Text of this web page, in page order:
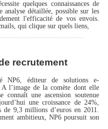
quelques connaissances de
analyse détaillée, possible sur les
l'efficacité de vos envois.
qui clique sur quels liens,
recrutement
NP6, éditeur de solutions e-
l’image de la comète dont elle
une ascension soutenue
une croissance de 24%,
9,3 millions d’euros en 2011.
ambitieux, NP6 poursuit son